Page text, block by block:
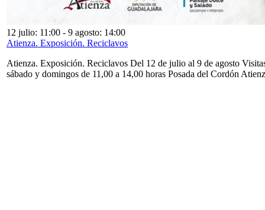
12 julio: 11:00 - 9 agosto: 14:00
Atienza. Exposición. Reciclavos
Atienza. Exposición. Reciclavos Del 12 de julio al 9 de agosto
sábado y domingos de 11,00 a 14,00 horas Posada del Cordón